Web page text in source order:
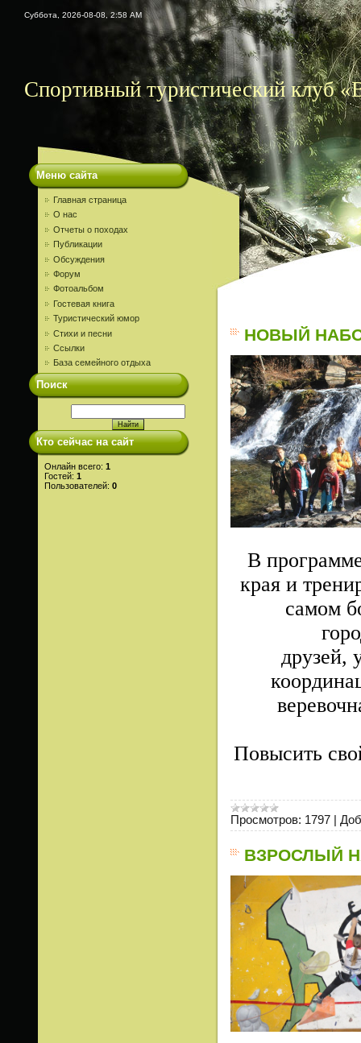
Суббота, 2026-08-08, 2:58 AM
Спортивный туристический клуб
Меню сайта
Главная страница
О нас
Отчеты о походах
Публикации
Обсуждения
Форум
Фотоальбом
Гостевая книга
Туристический юмор
Стихи и песни
Ссылки
База семейного отдыха
Поиск
Кто сейчас на сайт
Онлайн всего: 1
Гостей: 1
Пользователей: 0
НОВЫЙ
В
края и
самом
друзей,
Повысить
Просмотров: 1797 |
ВЗРОСЛЫЙ